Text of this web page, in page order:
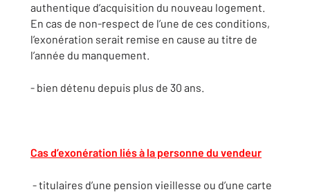
authentique d’acquisition du nouveau logement.
En cas de non-respect de l’une de ces conditions,
l’exonération serait remise en cause au titre de
l’année du manquement.
- bien détenu depuis plus de 30 ans.
Cas d’exonération liés à la personne du vendeur
- titulaires d’une pension vieillesse ou d’une carte